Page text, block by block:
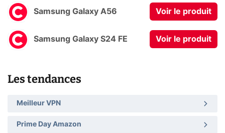
Samsung Galaxy A56 Voir le produit
Samsung Galaxy S24 FE Voir le produit
Les tendances
Meilleur VPN
Prime Day Amazon